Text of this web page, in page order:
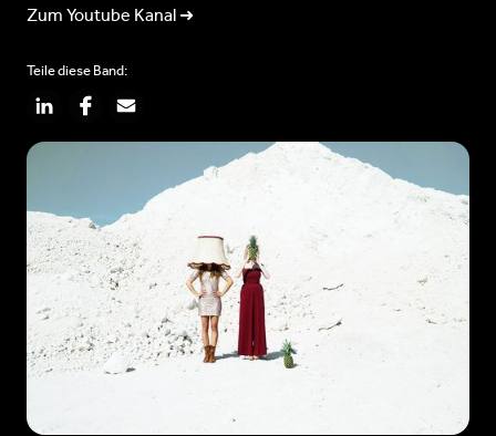
Zum Youtube Kanal ➜
Teile diese Band: